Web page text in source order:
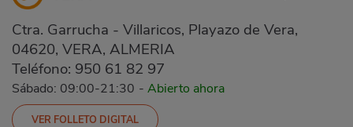
Ctra. Garrucha - Villaricos, Playazo de Vera,
04620, VERA, ALMERIA
Teléfono: 950 61 82 97
Sábado: 09:00-21:30 - Abierto ahora
VER FOLLETO DIGITAL